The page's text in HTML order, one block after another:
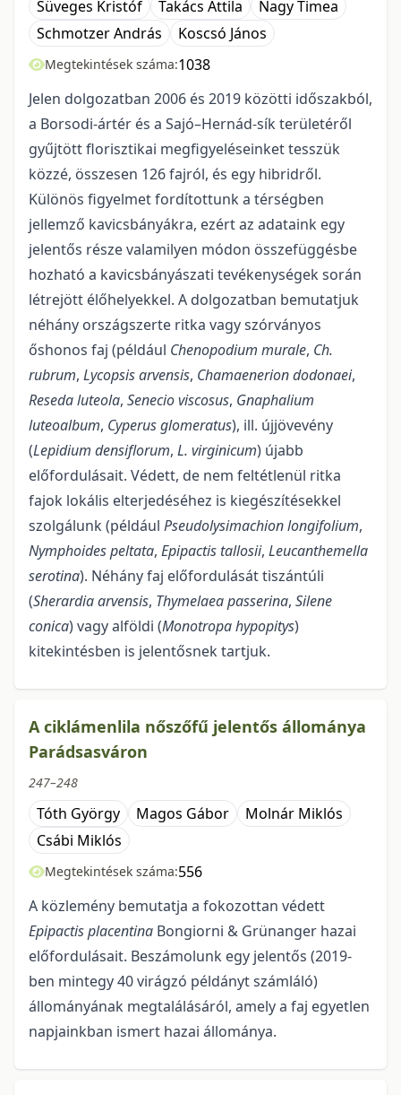
Süveges Kristóf Takács Attila
Nagy Timea
Schmotzer András
Koscsó János
Megtekintések száma:1038
Jelen dolgozatban 2006 és 2019 közötti időszakból,
a Borsodi-ártér és a Sajó–Hernád-sík területéről
gyűjtött florisztikai megfigyeléseinket tesszük
közzé, összesen 126 fajról, és egy hibridről.
Különös figyelmet fordítottunk a térségben
jellemző kavicsbányákra, ezért az adataink egy
jelentős része valamilyen módon összefüggésbe
hozható a kavicsbányászati tevékenységek során
létrejött élőhelyekkel. A dolgozatban bemutatjuk
néhány országszerte ritka vagy szórványos
őshonos faj (például Chenopodium murale, Ch.
rubrum, Lycopsis arvensis, Chamaenerion dodonaei,
Reseda luteola, Senecio viscosus, Gnaphalium
luteoalbum, Cyperus glomeratus), ill. újjövevény
(Lepidium densiflorum, L. virginicum) újabb
előfordulásait. Védett, de nem feltétlenül ritka
fajok lokális elterjedéséhez is kiegészítésekkel
szolgálunk (például Pseudolysimachion longifolium,
Nymphoides peltata, Epipactis tallosii, Leucanthemella
serotina). Néhány faj előfordulását tiszántúli
(Sherardia arvensis, Thymelaea passerina, Silene
conica) vagy alföldi (Monotropa hypopitys)
kitekintésben is jelentősnek tartjuk.
A ciklámenlila nőszőfű jelentős állománya
Parádsasváron
247–248
Tóth György Magos Gábor
Molnár Miklós
Csábi Miklós
Megtekintések száma:556
A közlemény bemutatja a fokozottan védett
Epipactis placentina Bongiorni & Grünanger hazai
előfordulásait. Beszámolunk egy jelentős (2019-
ben mintegy 40 virágzó példányt számláló)
állományának megtalálá­sáról, amely a faj egyetlen
napjainkban ismert hazai állománya.